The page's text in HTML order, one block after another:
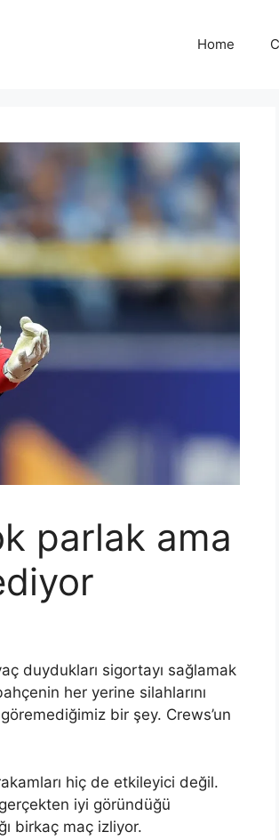
Home
parlak ama
duydukları sigortayı sağlamak
her yerine silahlarını
bir şey. Crews’un
hiç de etkileyici değil.
gerçekten iyi göründüğü
birkaç maç izliyor.